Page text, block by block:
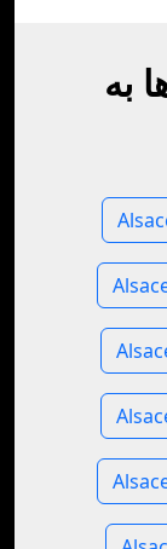
به